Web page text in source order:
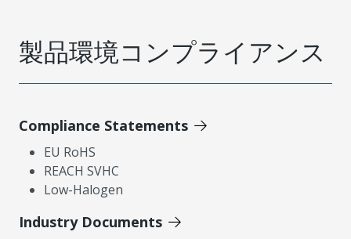
製品環境コンプライアンス
Compliance Statements
EU RoHS
REACH SVHC
Low-Halogen
Industry Documents